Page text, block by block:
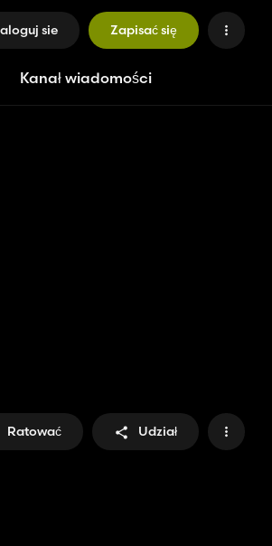
sie Zapisać się
Kanał wiadomości
Ratować Udział